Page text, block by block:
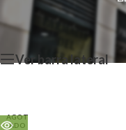
/ Productos
Mostrando los 16
Ver barra lateral
AGOT
ADO